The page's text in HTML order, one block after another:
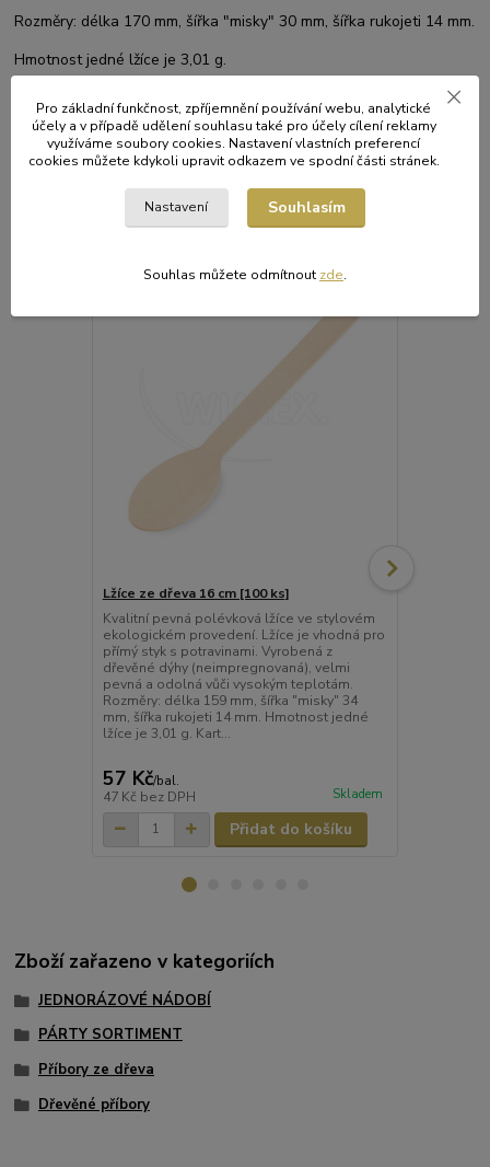
Rozměry: délka 170 mm, šířka "misky" 30 mm, šířka rukojeti 14 mm.
Hmotnost jedné lžíce je 3,01 g.
Původ zboží
Související zboží 6
Lžíce ze dřeva 16 cm [100 ks]
Kvalitní pevná polévková lžíce ve stylovém
ekologickém provedení. Lžíce je vhodná pro
přímý styk s potravinami. Vyrobená z
dřevěné dýhy (neimpregnovaná), velmi
pevná a odolná vůči vysokým teplotám.
Rozměry: délka 159 mm, šířka "misky" 34
mm, šířka rukojeti 14 mm. Hmotnost jedné
lžíce je 3,01 g. Kart...
57 Kč/bal.
47 Kč bez DPH Skladem
Přidat do košíku
Zboží zařazeno v kategoriích
JEDNORÁZOVÉ NÁDOBÍ
PÁRTY SORTIMENT
Příbory ze dřeva
Dřevěné příbory
Pro základní funkčnost, zpříjemnění používání webu, analytické
účely a v případě udělení souhlasu také pro účely cílení reklamy
využíváme soubory cookies. Nastavení vlastních preferencí
cookies můžete kdykoli upravit odkazem ve spodní části stránek.
Nastavení Souhlasím
Souhlas můžete odmítnout zde.